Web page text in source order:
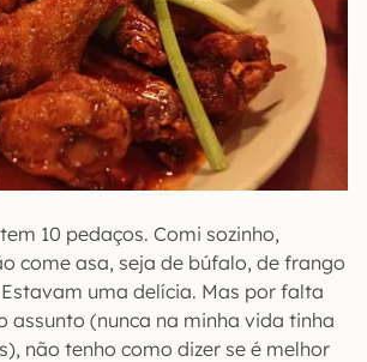
10 pedaços. Comi sozinho,
come asa, seja de búfalo, de frango
uma delícia. Mas por falta
assunto (nunca na minha vida tinha
não tenho como dizer se é melhor